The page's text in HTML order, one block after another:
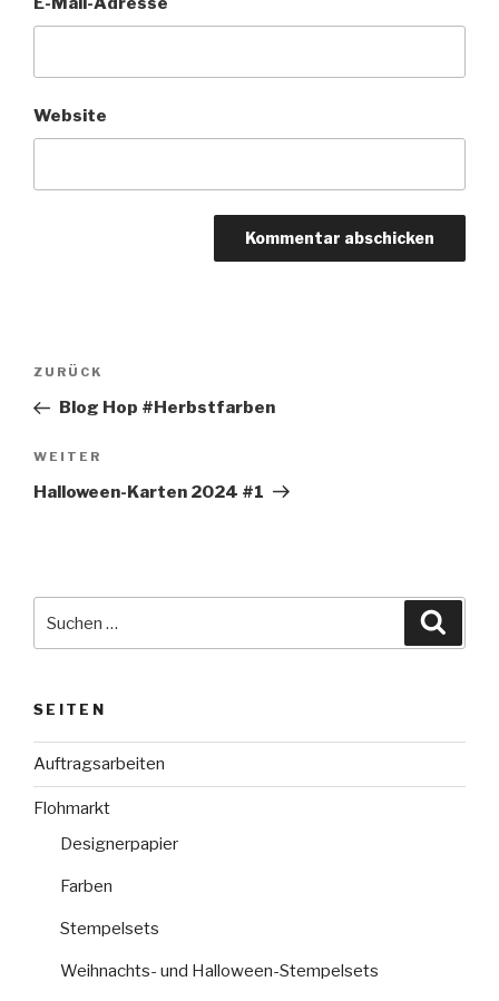
Website
Beitragsnavigation
Vorheriger
Beitrag
ZURÜCK
Blog Hop #Herbstfarben
Nächster
Beitrag
WEITER
Halloween-Karten 2024 #1
nach:
SEITEN
Auftragsarbeiten
Flohmarkt
Designerpapier
Farben
Stempelsets
Weihnachts- und Halloween-Stempelsets